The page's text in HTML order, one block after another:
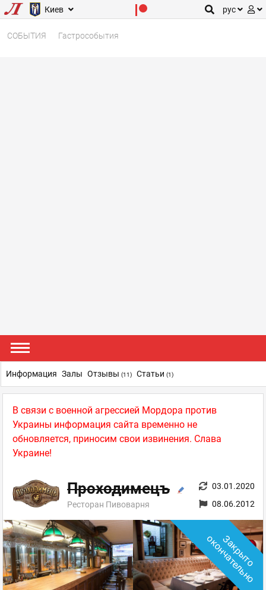
Киев рус
СОБЫТИЯ Гастрособытия
В связи с военной агрессией Мордора против
Украины информация сайта временно не
обновляется, приносим свои извинения. Слава
Украине!
Проходимецъ
Ресторан Пивоварня
03.01.2020
08.06.2012
З
а
к
р
ы
т
о
о
к
о
н
ч
а
т
е
л
ь
н
о
Информация Залы Отзывы (11) Статьи (1)